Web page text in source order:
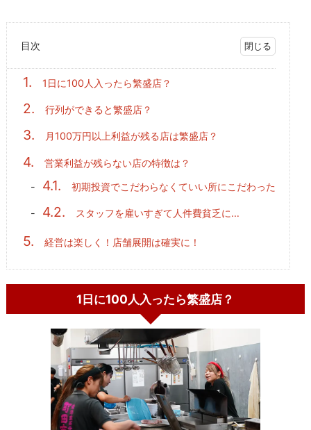
目次
1. 1日に100人入ったら繁盛店？
2. 行列ができると繁盛店？
3. 月100万円以上利益が残る店は繁盛店？
4. 営業利益が残らない店の特徴は？
4.1. 初期投資でこだわらなくていい所にこだわった
4.2. スタッフを雇いすぎて人件費貧乏に…
5. 経営は楽しく！店舗展開は確実に！
1日に100人入ったら繁盛店？